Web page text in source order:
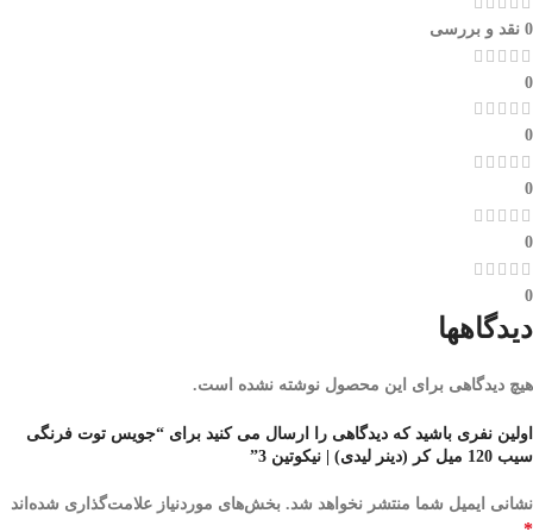
0 نقد و بررسی
0
0
0
0
0
دیدگاهها
هیچ دیدگاهی برای این محصول نوشته نشده است.
اولین نفری باشید که دیدگاهی را ارسال می کنید برای “جویس توت فرنگی
سیب 120 میل کر (دینر لیدی) | نیکوتین 3”
نشانی ایمیل شما منتشر نخواهد شد. بخش‌های موردنیاز علامت‌گذاری شده‌اند